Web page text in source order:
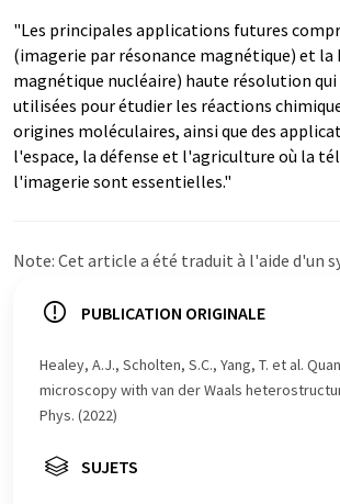
"Les principales applications futures
(imagerie par résonance magnétique) et la
magnétique nucléaire) haute résolution
utilisées pour étudier les réactions
origines moléculaires, ainsi que des
l'espace, la défense et l'agriculture où la
l'imagerie sont essentielles."
Note: Cet article a été traduit à l'aide d'un
propose ces traductions automatiques
été traduit avec traduction automatique, il
qu'il contienne des erreurs de vocabulaire,
de grammaire. L'article original dans
PUBLICATION ORIGINALE
Healey, A.J., Scholten, S.C., Yang, T. et al.
microscopy with van der Waals
Phys. (2022)
SUJETS